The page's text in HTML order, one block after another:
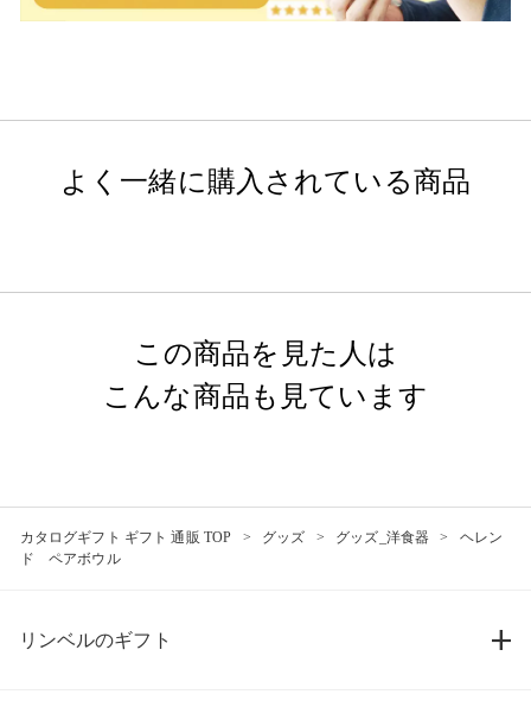
よく一緒に購入されている商品
この商品を見た人は
こんな商品も見ています
カタログギフト ギフト 通販 TOP グッズ グッズ_洋食器
ヘレン
ド ペアボウル
リンベルのギフト